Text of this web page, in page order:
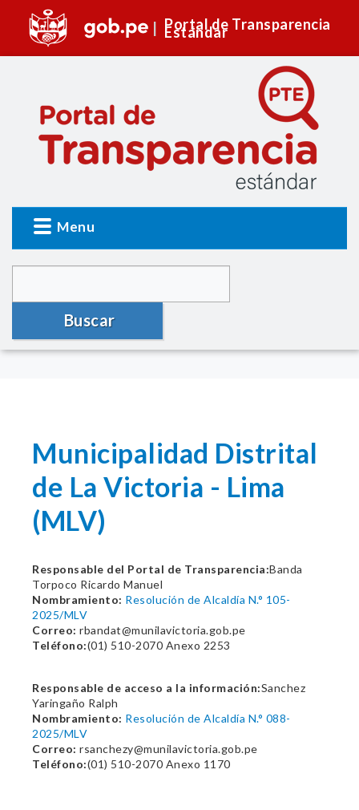
Portal de Transparencia
Estándar
Menu
Buscar
Municipalidad Distrital
de La Victoria - Lima
(MLV)
Responsable del Portal de Transparencia:Banda
Torpoco Ricardo Manuel
Nombramiento: Resolución de Alcaldía N.° 105-
2025/MLV
Correo: rbandat@munilavictoria.gob.pe
Teléfono:(01) 510-2070 Anexo 2253
Responsable de acceso a la información:Sanchez
Yaringaño Ralph
Nombramiento: Resolución de Alcaldía N.° 088-
2025/MLV
Correo: rsanchezy@munilavictoria.gob.pe
Teléfono:(01) 510-2070 Anexo 1170